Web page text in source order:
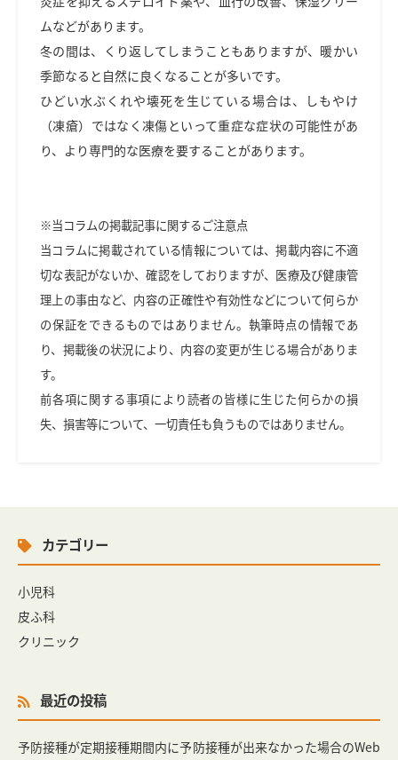
ムなどがあります。
冬の間は、くり返してしまうこともありますが、暖かい
季節なると自然に良くなることが多いです。
ひどい水ぶくれや壊死を生じている場合は、しもやけ
（凍瘡）ではなく凍傷といって重症な症状の可能性があ
り、より専門的な医療を要することがあります。
※当コラムの掲載記事に関するご注意点
当コラムに掲載されている情報については、掲載内容に不適
切な表記がないか、確認をしておりますが、医療及び健康管
理上の事由など、内容の正確性や有効性などについて何らか
の保証をできるものではありません。執筆時点の情報であ
り、掲載後の状況により、内容の変更が生じる場合がありま
す。
前各項に関する事項により読者の皆様に生じた何らかの損
失、損害等について、一切責任も負うものではありません。
カテゴリー
小児科
皮ふ科
クリニック
最近の投稿
予防接種が定期接種期間内に予防接種が出来なかった場合のWeb